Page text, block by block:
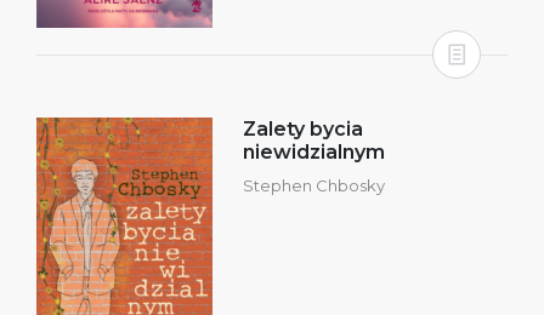
Zalety bycia
niewidzialnym
Stephen Chbosky